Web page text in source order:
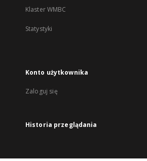
Klaster WMBC
Statystyki
Konto użytkownika
Zaloguj się
Historia przeglądania